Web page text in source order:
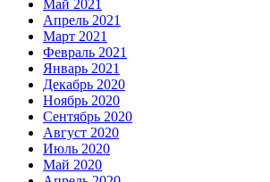
Май 2021
Апрель 2021
Март 2021
Февраль 2021
Январь 2021
Декабрь 2020
Ноябрь 2020
Сентябрь 2020
Август 2020
Июль 2020
Май 2020